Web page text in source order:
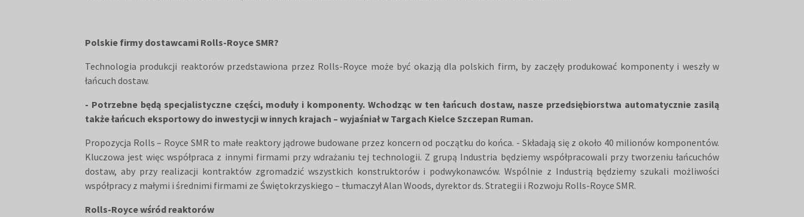
Polskie firmy dostawcami Rolls-Royce SMR?
Technologia produkcji reaktorów przedstawiona przez Rolls-Royce może być okazją dla polskich firm, by zaczęły produkować komponenty i weszły w
łańcuch dostaw.
- Potrzebne będą specjalistyczne części, moduły i komponenty. Wchodząc w ten łańcuch dostaw, nasze przedsiębiorstwa automatycznie zasilą
także łańcuch eksportowy do inwestycji w innych krajach – wyjaśniał w Targach Kielce Szczepan Ruman.
Propozycja Rolls – Royce SMR to małe reaktory jądrowe budowane przez koncern od początku do końca. - Składają się z około 40 milionów komponentów.
Kluczowa jest więc współpraca z innymi firmami przy wdrażaniu tej technologii. Z grupą Industria będziemy współpracowali przy tworzeniu łańcuchów
dostaw, aby przy realizacji kontraktów zgromadzić wszystkich konstruktorów i podwykonawców. Wspólnie z Industrią będziemy szukali możliwości
współpracy z małymi i średnimi firmami ze Świętokrzyskiego – tłumaczył Alan Woods, dyrektor ds. Strategii i Rozwoju Rolls-Royce SMR.
Rolls-Royce wśród reaktorów